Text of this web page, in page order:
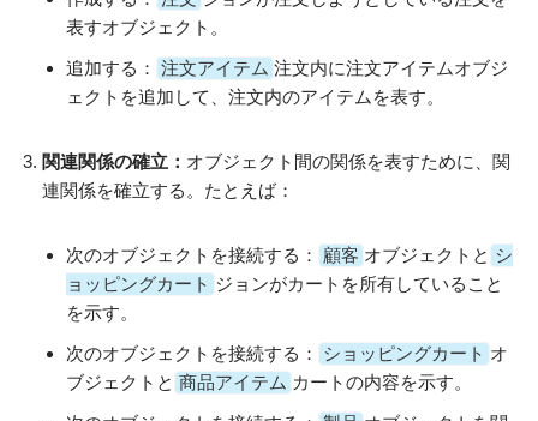
表すオブジェクト。
追加する： 注文アイテム 注文内に注文アイテムオブジ
ェクトを追加して、注文内のアイテムを表す。
関連関係の確立： オブジェクト間の関係を表すために、関
連関係を確立する。たとえば：
次のオブジェクトを接続する： 顧客 オブジェクトと シ
ョッピングカート ジョンがカートを所有していること
を示す。
次のオブジェクトを接続する：
ショッピングカート オ
ブジェクトと 商品アイテム カートの内容を示す。